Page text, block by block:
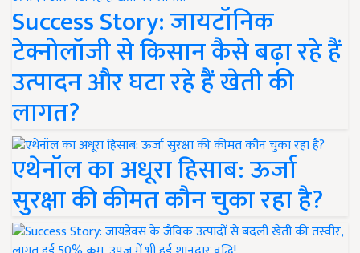
Success Story: जायटॉनिक
टेक्नोलॉजी से किसान कैसे बढ़ा रहे हैं
उत्पादन और घटा रहे हैं खेती की
लागत?
एथेनॉल का अधूरा हिसाब: ऊर्जा
सुरक्षा की कीमत कौन चुका रहा है?